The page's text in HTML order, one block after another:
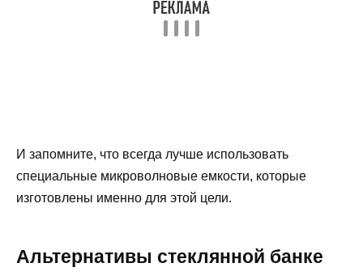
И запомните, что всегда лучше использовать
специальные микроволновые емкости, которые
изготовлены именно для этой цели.
Альтернативы стеклянной банке